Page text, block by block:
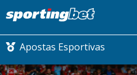
Apostas Esportivas